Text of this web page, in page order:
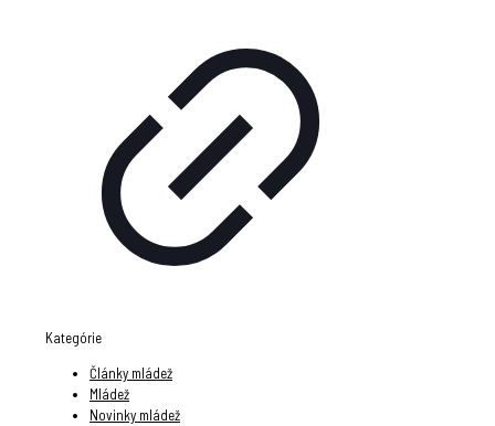
Kategórie
Články mládež
Mládež
Novinky mládež